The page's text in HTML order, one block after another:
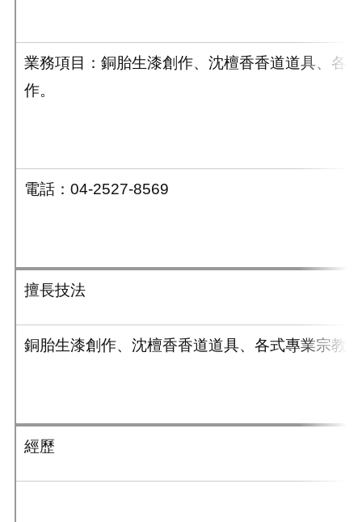
業務項目：銅胎生漆創作、沈檀香香道道具、各
作。
電話： 04-2527-8569
擅長技法
銅胎生漆創作、沈檀香香道道具、各式專業宗教
經歷